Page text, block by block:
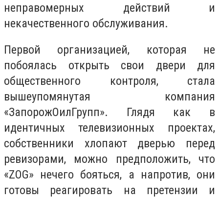
неправомерных действий и
некачественного обслуживания.
Первой организацией, которая не
побоялась открыть свои двери для
общественного контроля, стала
вышеупомянутая компания
«ЗапорожОилГрупп». Глядя как в
идентичных телевизионных проектах,
собственники хлопают дверью перед
ревизорами, можно предположить, что
«ZOG» нечего бояться, а напротив, они
готовы реагировать на претензии и